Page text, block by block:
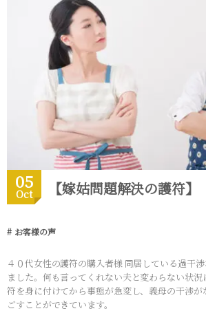
05
Oct 【嫁姑問題解決の護符】
お客様の声
４０代女性の護符の購入者様 同居している過干
ました。何も言ってくれない夫と変わらない状
符を身に付けてから事態が急変し、義母の干渉
ごすことができています。